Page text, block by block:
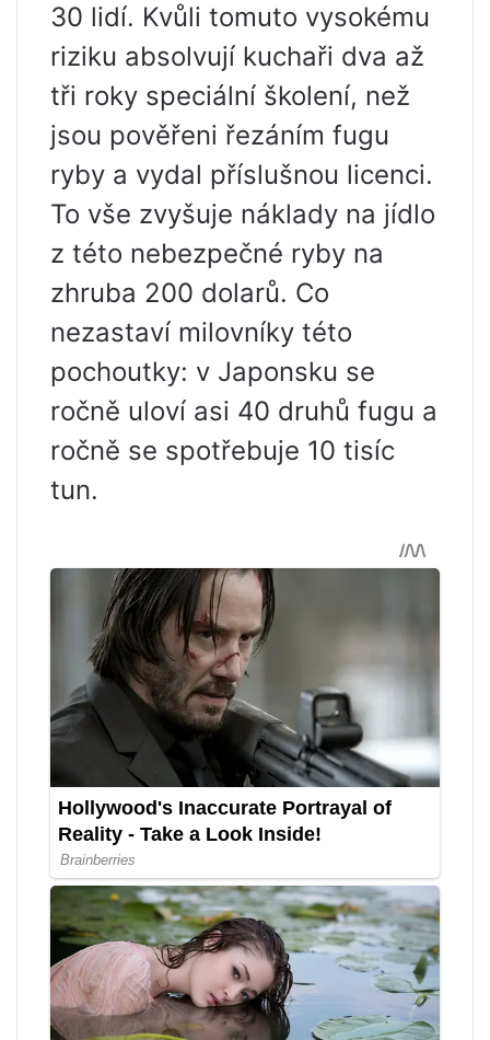
30 lidí. Kvůli tomuto vysokému
riziku absolvují kuchaři dva až
tři roky speciální školení, než
jsou pověřeni řezáním fugu
ryby a vydal příslušnou licenci.
To vše zvyšuje náklady na jídlo
z této nebezpečné ryby na
zhruba 200 dolarů. Co
nezastaví milovníky této
pochoutky: v Japonsku se
ročně uloví asi 40 druhů fugu a
ročně se spotřebuje 10 tisíc
tun.